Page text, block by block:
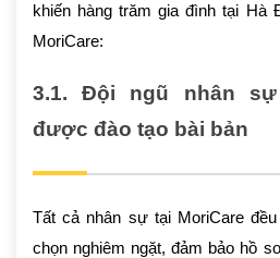
khiến hàng trăm gia đình tại Hà
MoriCare:
3.1. Đội ngũ nhân sự
được đào tạo bài bản
Tất cả nhân sự tại MoriCare
chọn nghiêm ngặt, đảm bảo hồ